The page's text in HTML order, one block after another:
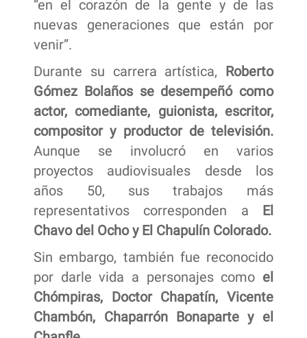
“en el corazón de la gente y de las
nuevas generaciones que están por
venir”.
Durante su carrera artística,
Roberto
Gómez Bolaños se desempeñó como
actor, comediante, guionista, escritor,
compositor y productor de televisión.
Aunque se involucró en varios
proyectos audiovisuales desde los
años 50, sus trabajos más
representativos corresponden a
El
Chavo del Ocho y El Chapulín Colorado.
Sin embargo, también fue reconocido
por darle vida a personajes como el
Chómpiras, Doctor Chapatín, Vicente
Chambón, Chaparrón Bonaparte y el